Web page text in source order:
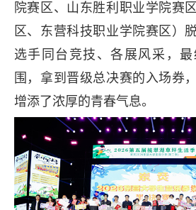
院赛区、山东胜利职业学院赛
区、东营科技职业学院赛区）
选手同台竞技、各展风采，
围，拿到晋级总决赛的入场券
增添了浓厚的青春气息。